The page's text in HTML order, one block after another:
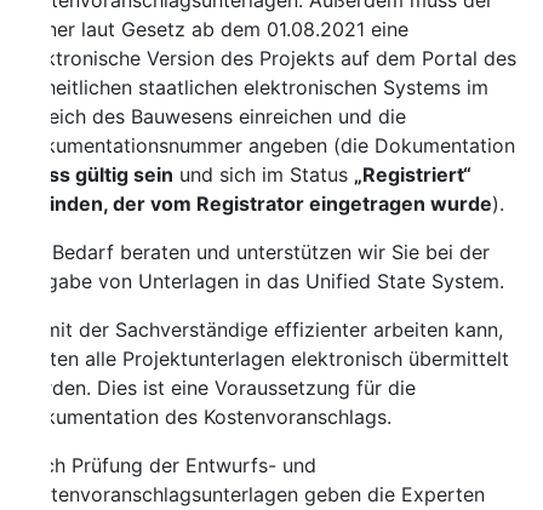
laut Gesetz ab dem 01.08.2021 eine
Version des Projekts auf dem Portal des
staatlichen elektronischen Systems im
des Bauwesens einreichen und die
angeben (die Dokumentation
gültig seinund sich im Status„Registriert“
der vom Registrator eingetragen wurde).
beraten und unterstützen wir Sie bei der
von Unterlagen in das Unified State System.
der Sachverständige effizienter arbeiten kann,
alle Projektunterlagen elektronisch übermittelt
Dies ist eine Voraussetzung für die
des Kostenvoranschlags.
Prüfung der Entwurfs- und
geben die Experten